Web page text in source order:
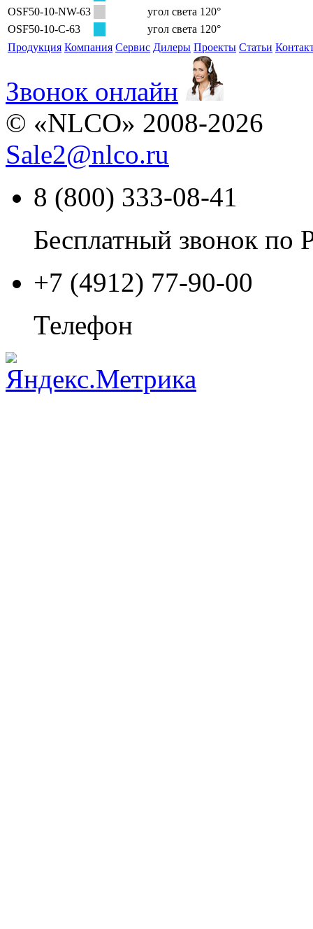
OSF50-10-NW-63
угол света 120°
OSF50-10-C-63
угол света 120°
Продукция Компания Сервис Дилеры Проекты Статьи
Звонок онлайн
© «NLCO» 2008-2026
Sale2@nlco.ru
8 (800) 333-08-41
Бесплатный звонок по
+7 (4912) 77-90-00
Телефон